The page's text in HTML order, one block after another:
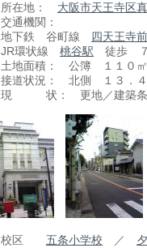
所在地： 大阪市天王寺区
交通機関：
地下鉄 谷町線 四天王寺
JR環状線 桃谷駅 徒歩
土地面積： 公簿 １１０
接道状況： 北側 １３．
現 状： 更地／建築条
校区 五条小学校 ／